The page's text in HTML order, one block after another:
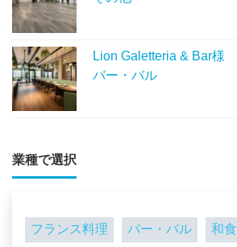
Lion Galetteria & Bar様
バー・バル
業種で選択
フランス料理 バー・バル 和食